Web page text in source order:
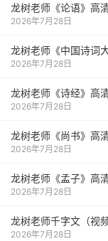
龙树老师《论语》高
2026年7月28日
龙树老师《中国诗词
2026年7月28日
龙树老师《诗经》高
2026年7月28日
龙树老师《尚书》高
2026年7月28日
龙树老师《孟子》高
2026年7月28日
龙树老师千字文（视
2026年7月28日